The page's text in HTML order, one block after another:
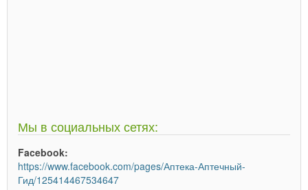
Мы в социальных сетях:
Facebook:
https://www.facebook.com/pages/Аптека-Аптечный-
Гид/125414467534647